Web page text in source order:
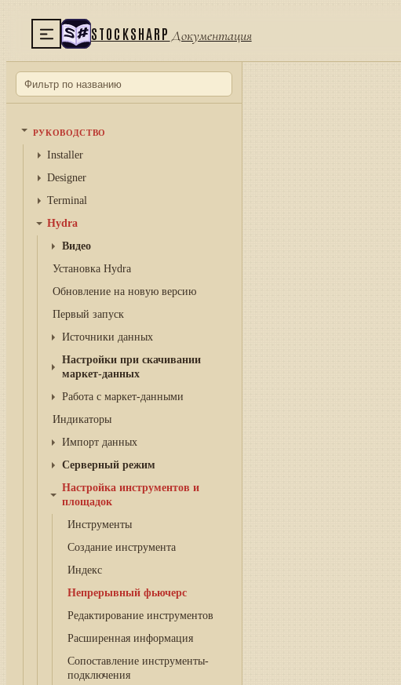
STOCKSHARP Документация
РУКОВОДСТВО
Installer
Designer
Terminal
Hydra
Видео
Установка Hydra
Обновление на новую версию
Первый запуск
Источники данных
Настройки при скачивании
маркет-данных
Работа с маркет-данными
Индикаторы
Импорт данных
Серверный режим
Настройка инструментов и
площадок
Инструменты
Создание инструмента
Индекс
Непрерывный фьючерс
Редактирование инструментов
Расширенная информация
Сопоставление инструменты-
подключения